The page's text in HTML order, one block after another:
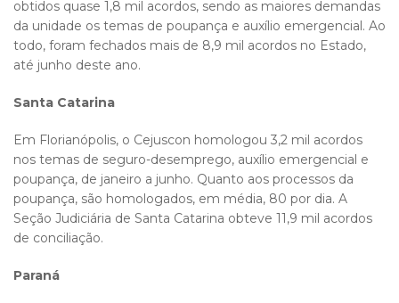
obtidos quase 1,8 mil acordos, sendo as maiores demandas
da unidade os temas de poupança e auxílio emergencial. Ao
todo, foram fechados mais de 8,9 mil acordos no Estado,
até junho deste ano.
Santa Catarina
Em Florianópolis, o Cejuscon homologou 3,2 mil acordos
nos temas de seguro-desemprego, auxílio emergencial e
poupança, de janeiro a junho. Quanto aos processos da
poupança, são homologados, em média, 80 por dia. A
Seção Judiciária de Santa Catarina obteve 11,9 mil acordos
de conciliação.
Paraná